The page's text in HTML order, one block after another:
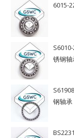
6015-
锈钢
钢轴承